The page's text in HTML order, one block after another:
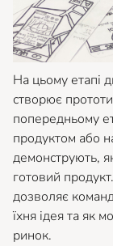
На цьому етапі
створює
попередньому
продуктом або
демонструють,
готовий
дозволяє
їхня ідея та як
ринок.